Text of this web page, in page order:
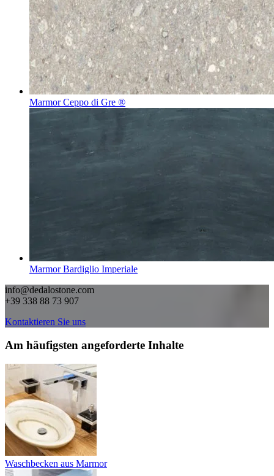
Marmor Ceppo di Gre ®
Marmor Bardiglio Imperiale
info@dedalostone.com
+39 338 88 73 907
Kontaktieren Sie uns
Am häufigsten angeforderte Inhalte
Waschbecken aus Marmor